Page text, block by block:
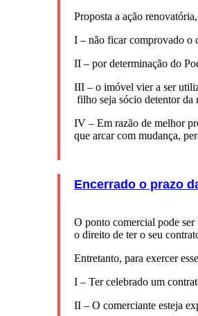
Proposta a ação
I – não ficar comprovado o
II – por determinação do
III – o imóvel vier a ser
filho seja sócio detentor
IV – Em razão de melhor
que arcar com mudança,
Encerrado o prazo
O ponto comercial pode
o direito de ter o seu
Entretanto, para exercer
I – Ter celebrado um
II – O comerciante esteja